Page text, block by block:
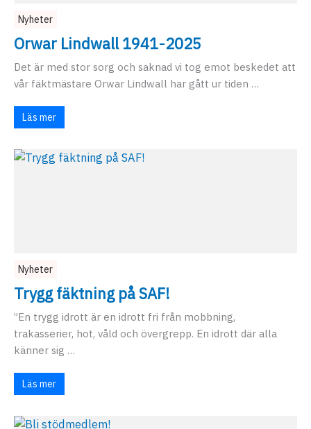
Nyheter
Orwar Lindwall 1941-2025
Det är med stor sorg och saknad vi tog emot beskedet att
vår fäktmästare Orwar Lindwall har gått ur tiden …
Läs mer
Nyheter
Trygg fäktning på SAF!
”En trygg idrott är en idrott fri från mobbning,
trakasserier, hot, våld och övergrepp. En idrott där alla
känner sig …
Läs mer